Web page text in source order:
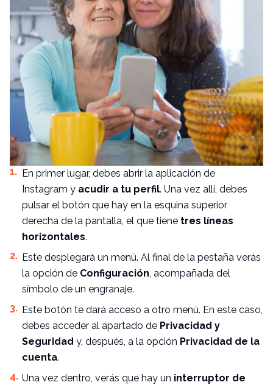
En primer lugar, debes abrir la aplicación de
Instagram y acudir a tu perfil. Una vez allí, debes
pulsar el botón que hay en la esquina superior
derecha de la pantalla, el que tiene tres líneas
horizontales.
Este desplegará un menú. Al final de la pestaña verás
la opción de Configuración, acompañada del
símbolo de un engranaje.
Este botón te dará acceso a otro menú. En este caso,
debes acceder al apartado de Privacidad y
Seguridad y, después, a la opción Privacidad de la
cuenta.
Una vez dentro, verás que hay un interruptor de